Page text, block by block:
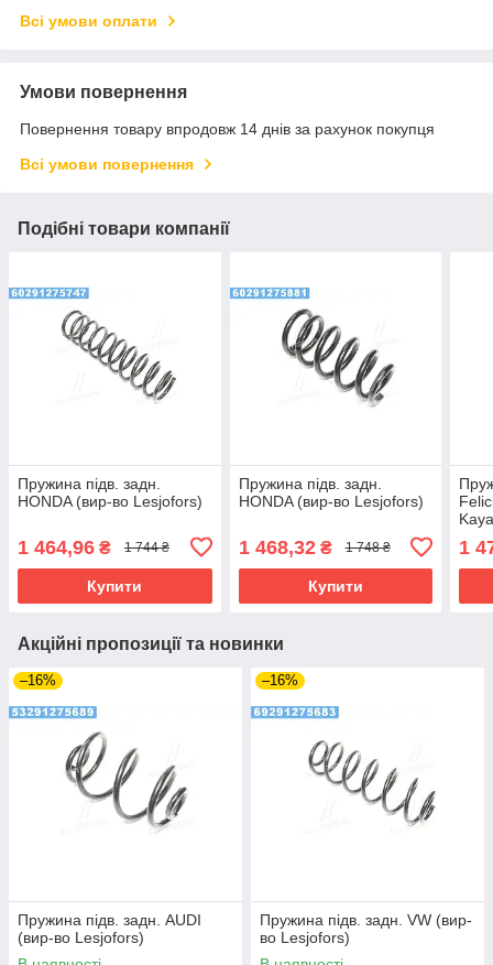
Всі умови оплати
Умови повернення
Повернення товару впродовж 14 днів за рахунок покупця
Всі умови повернення
Подібні товари компанії
Пружина підв. задн.
HONDA (вир-во Lesjofors)
1 464,96 ₴ 1 744 ₴
Купити
Пружина підв. задн.
HONDA (вир-во Lesjofors)
1 468,32₴ 1 748 ₴
Купити
1
Акційні пропозиції та новинки
–16%
Пружина підв. задн. AUDI
(вир-во Lesjofors)
–16%
Пружина підв. задн. VW (вир-
во Lesjofors)